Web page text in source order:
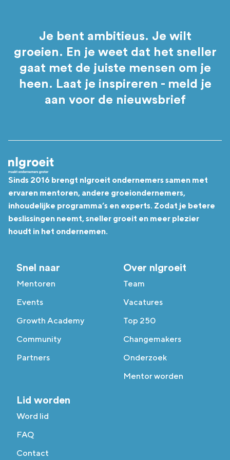
Je bent ambitieus. Je wilt
groeien. En je weet dat het sneller
gaat met de juiste mensen om je
heen. Laat je inspireren - meld je
aan voor de nieuwsbrief
Sinds 2016 brengt nlgroeit ondernemers samen met
ervaren mentoren, andere groeiondernemers,
inhoudelijke programma’s en experts. Zodat je betere
beslissingen neemt, sneller groeit en meer plezier
houdt in het ondernemen.
Snel naar
Mentoren
Events
Growth Academy
Community
Partners
Over nlgroeit
Team
Vacatures
Top 250
Changemakers
Onderzoek
Mentor worden
Lid worden
Word lid
FAQ
Contact